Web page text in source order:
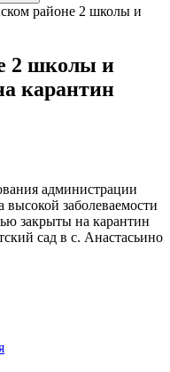
районе 2 школы и
2 школы и
карантин
администрации
заболеваемости
закрыты на карантин
сад в с. Анастасьино